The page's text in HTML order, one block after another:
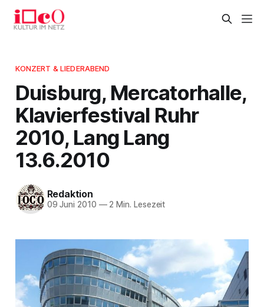
KONZERT & LIEDERABEND
Duisburg, Mercatorhalle,
Klavierfestival Ruhr
2010, Lang Lang
13.6.2010
Redaktion
09 Juni 2010 —2 Min. Lesezeit